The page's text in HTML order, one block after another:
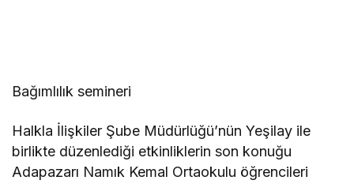
Bağımlılık semineri
Halkla İlişkiler Şube Müdürlüğü’nün Yeşilay ile
birlikte düzenlediği etkinliklerin son konuğu
Adapazarı Namık Kemal Ortaokulu öğrencileri